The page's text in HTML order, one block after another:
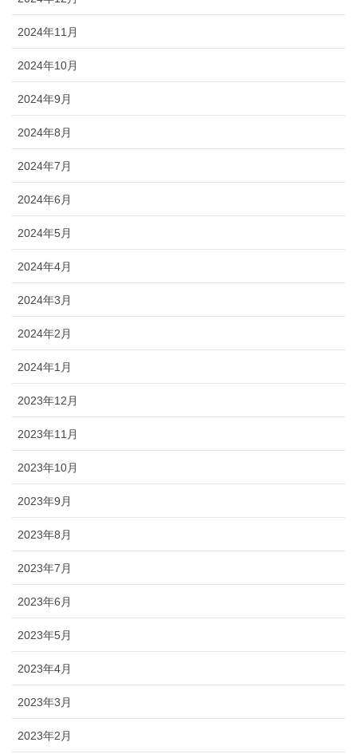
2024年11月
2024年10月
2024年9月
2024年8月
2024年7月
2024年6月
2024年5月
2024年4月
2024年3月
2024年2月
2024年1月
2023年12月
2023年11月
2023年10月
2023年9月
2023年8月
2023年7月
2023年6月
2023年5月
2023年4月
2023年3月
2023年2月